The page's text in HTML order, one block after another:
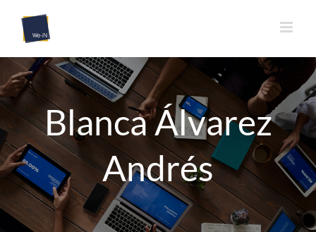
contenido
Blanca Álvarez
Andrés